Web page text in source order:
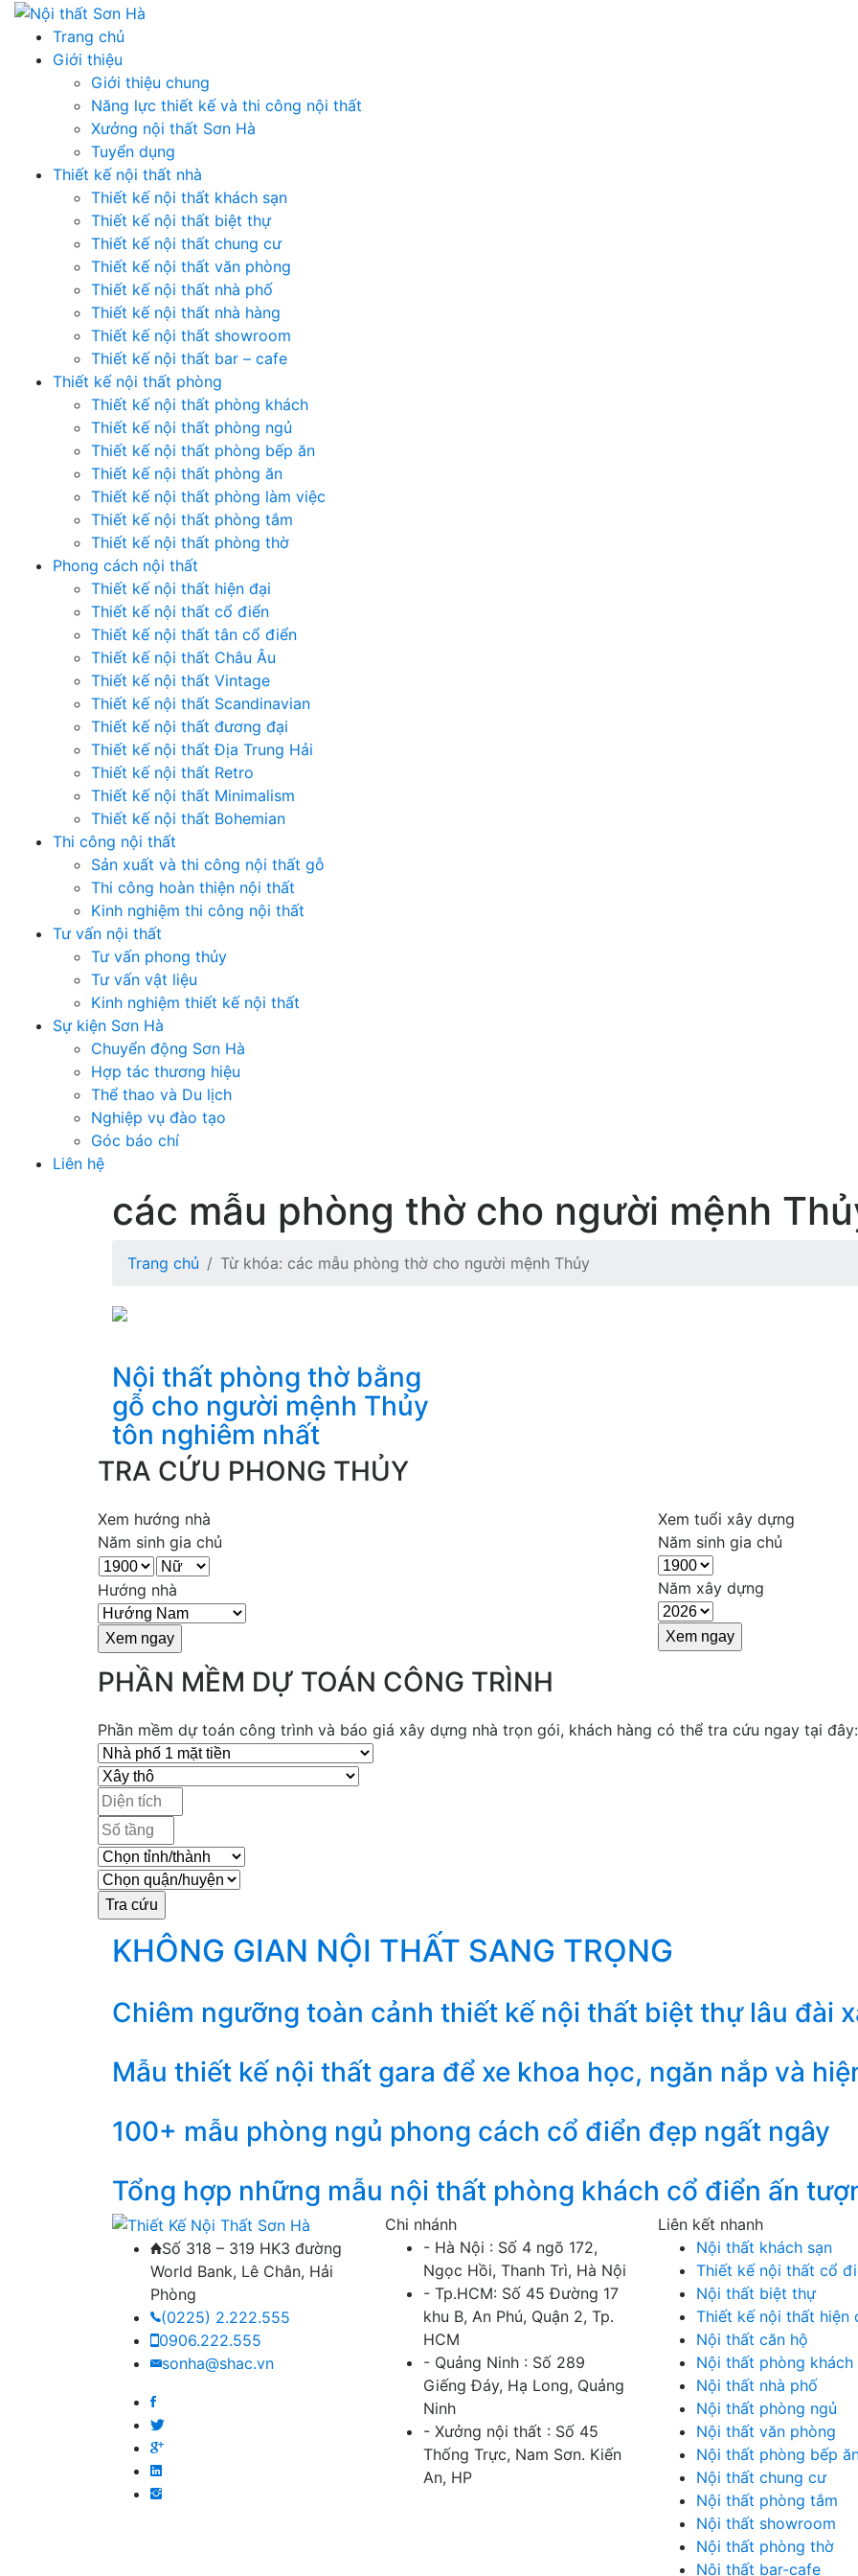
Skip
content
Trang chủ
Giới thiệu
Giới thiệu chung
Năng lực thiết kế và thi công nội thất
Xưởng nội thất Sơn Hà
Tuyển dụng
Thiết kế nội thất nhà
Thiết kế nội thất khách sạn
Thiết kế nội thất biệt thự
Thiết kế nội thất chung cư
Thiết kế nội thất văn phòng
Thiết kế nội thất nhà phố
Thiết kế nội thất nhà hàng
Thiết kế nội thất showroom
Thiết kế nội thất bar – cafe
Thiết kế nội thất phòng
Thiết kế nội thất phòng khách
Thiết kế nội thất phòng ngủ
Thiết kế nội thất phòng bếp ăn
Thiết kế nội thất phòng ăn
Thiết kế nội thất phòng làm việc
Thiết kế nội thất phòng tắm
Thiết kế nội thất phòng thờ
Phong cách nội thất
Thiết kế nội thất hiện đại
Thiết kế nội thất cổ điển
Thiết kế nội thất tân cổ điển
Thiết kế nội thất Châu Âu
Thiết kế nội thất Vintage
Thiết kế nội thất Scandinavian
Thiết kế nội thất đương đại
Thiết kế nội thất Địa Trung Hải
Thiết kế nội thất Retro
Thiết kế nội thất Minimalism
Thiết kế nội thất Bohemian
Thi công nội thất
Sản xuất và thi công nội thất gỗ
Thi công hoàn thiện nội thất
Kinh nghiệm thi công nội thất
Tư vấn nội thất
Tư vấn phong thủy
Tư vấn vật liệu
Kinh nghiệm thiết kế nội thất
Sự kiện Sơn Hà
Chuyển động Sơn Hà
Hợp tác thương hiệu
Thể thao và Du lịch
Nghiệp vụ đào tạo
Góc báo chí
Liên hệ
các mẫu phòng thờ cho người mệnh
Trang chủ Từ khóa: các mẫu phòng thờ cho người mệnh Thủy
Nội thất phòng thờ bằng
gỗ cho người mệnh Thủy
tôn nghiêm nhất
TRA CỨU PHONG THỦY
Xem hướng nhà
Năm sinh gia chủ
Hướng nhà
Xem tuổi xây dựng
Năm sinh gia chủ
Năm xây dựng
PHẦN MỀM DỰ TOÁN CÔNG TRÌNH
Phần mềm dự toán công trình và báo giá xây dựng nhà trọn gói, khách hàng có thể tra cứu ngay tại đây:
KHÔNG GIAN NỘI THẤT SANG TRỌNG
Chiêm ngưỡng toàn cảnh thiết kế nội thất biệt thự lâu đài
Mẫu thiết kế nội thất gara để xe khoa học, ngăn nắp và
100+ mẫu phòng ngủ phong cách cổ điển đẹp ngất ngây
Tổng hợp những mẫu nội thất phòng khách cổ điển ấn
Số 318 – 319 HK3 đường
World Bank, Lê Chân, Hải
Phòng
(0225) 2.222.555
0906.222.555
sonha@shac.vn
Chi nhánh
- Hà Nội : Số 4 ngõ 172,
Ngọc Hồi, Thanh Trì, Hà Nội
- Tp.HCM: Số 45 Đường 17
khu B, An Phú, Quận 2, Tp.
HCM
- Quảng Ninh : Số 289
Giếng Đáy, Hạ Long, Quảng
Ninh
- Xưởng nội thất : Số 45
Thống Trực, Nam Sơn. Kiến
An, HP
Liên kết nhanh
Nội thất khách sạn
Thiết kế nội thất cổ
Nội thất biệt thự
Thiết kế nội thất hiện
Nội thất căn hộ
Nội thất phòng khách
Nội thất nhà phố
Nội thất phòng ngủ
Nội thất văn phòng
Nội thất phòng bếp
Nội thất chung cư
Nội thất phòng tắm
Nội thất showroom
Nội thất phòng thờ
Nội thất bar-cafe